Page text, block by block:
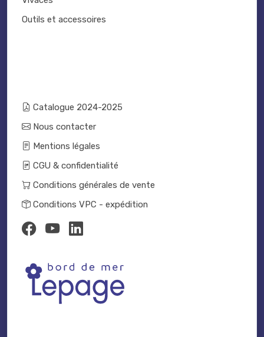
Outils et accessoires
Catalogue 2024-2025
Nous contacter
Mentions légales
CGU & confidentialité
Conditions générales de vente
Conditions VPC - expédition